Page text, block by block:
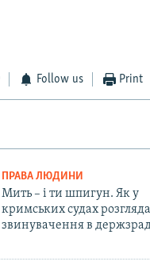
Follow us Print
ПРАВА ЛЮДИНИ
Мить – і ти шпигун. Як у
кримських судах
звинувачення в